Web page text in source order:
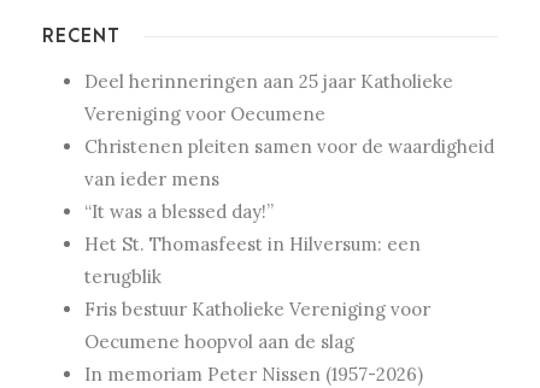
RECENT
Deel herinneringen aan 25 jaar Katholieke
Vereniging voor Oecumene
Christenen pleiten samen voor de waardigheid
van ieder mens
“It was a blessed day!”
Het St. Thomasfeest in Hilversum: een
terugblik
Fris bestuur Katholieke Vereniging voor
Oecumene hoopvol aan de slag
In memoriam Peter Nissen (1957-2026)